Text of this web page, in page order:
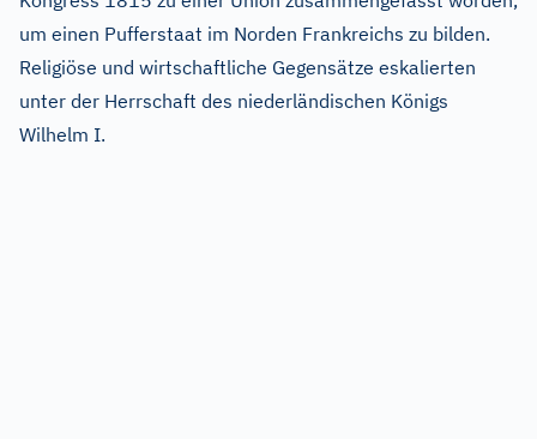
um einen Pufferstaat im Norden Frankreichs zu bilden.
Religiöse und wirtschaftliche Gegensätze eskalierten
unter der Herrschaft des niederländischen Königs
Wilhelm I.